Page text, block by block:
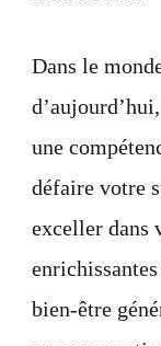
Dans le
une
défaire votre
exceller dans
bien-être